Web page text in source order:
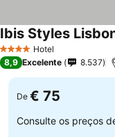
4 EstrelasHotel
8,9 Excelente 8.537
De € 75
Consulte os preços